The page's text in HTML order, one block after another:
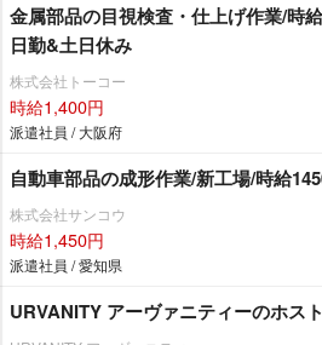
金属部品の目視検査・仕上げ作業/時
日勤&土日休み
株式会社トーコー
時給1,400円
派遣社員 / 大阪府
自動車部品の成形作業/新工場/時給
株式会社サンコウ
時給1,450円
派遣社員 / 愛知県
URVANITY アーヴァニティーのホス